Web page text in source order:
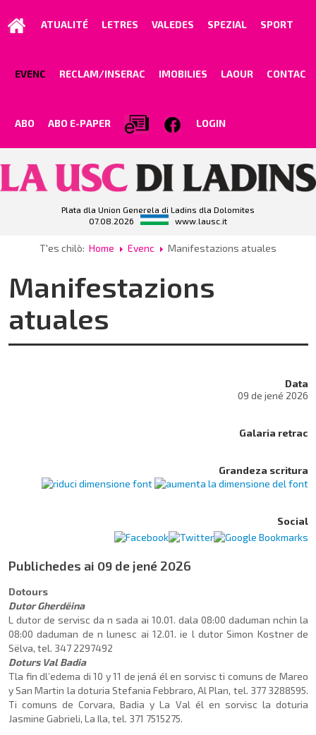
ATUALITÉ LETRES VALEDES SPEZIAL SPORT
EVENC RECLAM/INSERAC IMOBILIES LAOUR CONTAC
ABO ABO E-PAPER LOGIN
Plata dla Union Generela di Ladins dla Dolomites
07.08.2026
www.lausc.it
T'es chilò: Home Evenc Manifestazions atuales
Manifestazions
atuales
Data
09 de jené 2026
Galaria retrac
Grandeza scritura
Social
Publichedes ai 09 de jené 2026
Dotours
Dutor Gherdëina
L dutor de servisc da n sada ai 10.01. dala 08:00 daduman nchin la
08:00 daduman de n lunesc ai 12.01. ie l dutor Simon Kostner de
Sëlva, tel. 347 2297492
Doturs Val Badia
Tla fin dl’edema di 10 y 11 de jená él en sorvisc ti comuns de Mareo
y San Martin la doturia Stefania Febbraro, Al Plan, tel. 377 3288595.
Ti comuns de Corvara, Badia y La Val él en sorvisc la doturia
Jasmine Gabrieli, La Ila, tel. 371 7515275.